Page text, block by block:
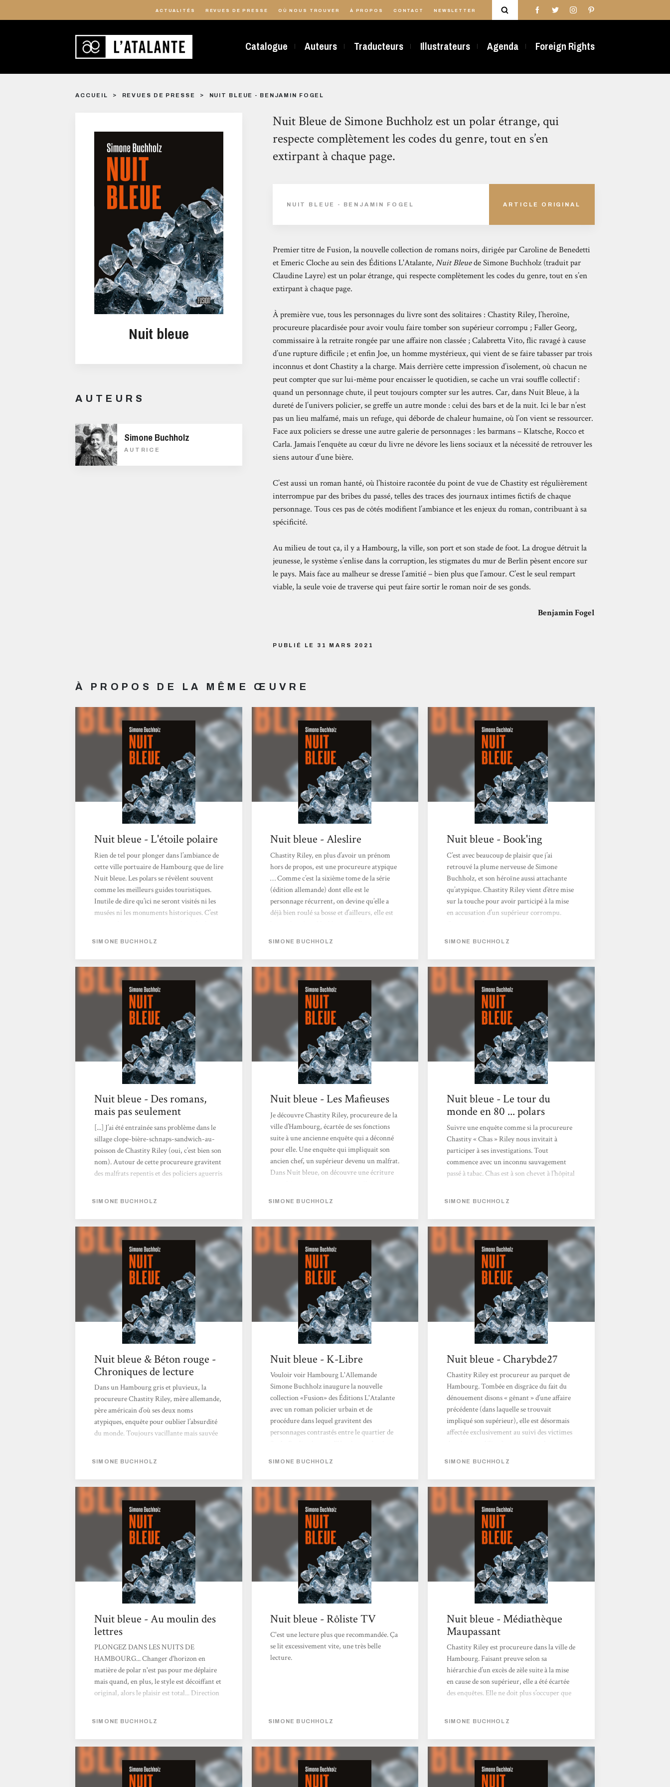
ACTUALITÉS REVUES DE PRESSE OÙ NOUS TROUVER À PROPOS CONTACT NEWSLETTER
Catalogue Auteurs Traducteurs Illustrateurs Agenda Foreign Rights
ACCUEIL REVUES DE PRESSE NUIT BLEUE - BENJAMIN FOGEL
Nuit bleue
AUTEURS
Simone Buchholz
AUTRICE
Nuit Bleue de Simone Buchholz est un polar étrange, qui
respecte complètement les codes du genre, tout en s’en
extirpant à chaque page.
NUIT BLEUE - BENJAMIN FOGEL ARTICLE ORIGINAL
Premier titre de Fusion, la nouvelle collection de romans noirs, dirigée par Caroline de Benedetti
et Emeric Cloche au sein des Éditions L'Atalante,Nuit Bleuede Simone Buchholz (traduit par
Claudine Layre) est un polar étrange, qui respecte complètement les codes du genre, tout en s’en
extirpant à chaque page.
À première vue, tous les personnages du livre sont des solitaires : Chastity Riley, l’heroïne,
procureure placardisée pour avoir voulu faire tomber son supérieur corrompu ; Faller Georg,
commissaire à la retraite rongée par une affaire non classée ; Calabretta Vito, flic ravagé à cause
d’une rupture difficile ; et enfin Joe, un homme mystérieux, qui vient de se faire tabasser par trois
inconnus et dont Chastity a la charge. Mais derrière cette impression d’isolement, où chacun ne
peut compter que sur lui-même pour encaisser le quotidien, se cache un vrai souffle collectif :
quand un personnage chute, il peut toujours compter sur les autres. Car, dans Nuit Bleue, à la
dureté de l’univers policier, se greffe un autre monde : celui des bars et de la nuit. Ici le bar n’est
pas un lieu malfamé, mais un refuge, qui déborde de chaleur humaine, où l’on vient se ressourcer.
Face aux policiers se dresse une autre galerie de personnages : les barmans – Klatsche, Rocco et
Carla. Jamais l’enquête au cœur du livre ne dévore les liens sociaux et la nécessité de retrouver les
siens autour d’une bière.
C’est aussi un roman hanté, où l’histoire racontée du point de vue de Chastity est régulièrement
interrompue par des bribes du passé, telles des traces des journaux intimes fictifs de chaque
personnage. Tous ces pas de côtés modifient l’ambiance et les enjeux du roman, contribuant à sa
spécificité.
Au milieu de tout ça, il y a Hambourg, la ville, son port et son stade de foot. La drogue détruit la
jeunesse, le système s’enlise dans la corruption, les stigmates du mur de Berlin pèsent encore sur
le pays. Mais face au malheur se dresse l’amitié – bien plus que l’amour. C’est le seul rempart
viable, la seule voie de traverse qui peut faire sortir le roman noir de ses gonds.
Benjamin Fogel
PUBLIÉ LE 31 MARS 2021
À PROPOS DE LA MÊME ŒUVRE
Nuit bleue - L'étoile polaire
Rien de tel pour plonger dans l’ambiance de
cette ville portuaire de Hambourg que de lire
Nuit bleue. Les polars se révèlent souvent
comme les meilleurs guides touristiques.
Inutile de dire qu’ici ne seront visités ni les
musées ni les monuments historiques. C’est
croisera un autrichien, des albanais, des
habitants originaires du Portugal et d’Italie,
naturalisés ou non, plus quelques allemands
de souche. Un peu plus loin, de l’autre côté
de la frontière avec la Tchéquie,...
SIMONE BUCHHOLZ
Nuit bleue - Aleslire
Chastity Riley, en plus d’avoir un prénom
hors de propos, est une procureure atypique
… Comme c’est la sixième tome de la série
(édition allemande) dont elle est le
personnage récurrent, on devine qu’elle a
déjà bien roulé sa bosse et d’ailleurs, elle est
est entourée, du côté personne,l d’autres
personnages, au passé parfois louche, border
ou au présent hiératique, qui sont ces
béquilles...
SIMONE BUCHHOLZ
Nuit bleue - Book'ing
C’est avec beaucoup de plaisir que j’ai
retrouvé la plume nerveuse de Simone
Buchholz, et son héroïne aussi attachante
qu’atypique. Chastity Riley vient d’être mise
sur la touche pour avoir participé à la mise
en accusation d’un supérieur corrompu.
protection des témoins. C’est ainsi qu’elle se
retrouve au chevet d’un mystérieux Joe,
hospitalisé suite à un tabassage qui l’a
sérieusement amoché....
SIMONE BUCHHOLZ
Nuit bleue - Des romans,
mais pas seulement
[...] J’ai été entraînée sans problème dans le
sillage clope-bière-schnaps-sandwich-au-
poisson de Chastity Riley (oui, c’est bien son
nom). Autour de cette procureure gravitent
des malfrats repentis et des policiers aguerris
aussi de la fête et du cosmopolitisme,
Hambourg est un personnage à elle toute
seule. Aussi fascinante que poisseuse, la ville
donne un cachet indéniable à ce roman très
efficace. Chastity Riley répond quant à elle
aux codes du genre...
SIMONE BUCHHOLZ
Nuit bleue - Les Mafieuses
Je découvre Chastity Riley, procureure de la
ville d’Hambourg, écartée de ses fonctions
suite à une ancienne enquête qui a déconné
pour elle. Une enquête qui impliquait son
ancien chef, un supérieur devenu un malfrat.
Dans Nuit bleue, on découvre une écriture
autrice dans la collection Fusion chez
l’Atalante. Le récit ne s’essouffle pas et c’est le
genre de polar épuré que je trouve prenant.
L’autrice envoie de...
SIMONE BUCHHOLZ
Nuit bleue - Le tour du
monde en 80 ... polars
Suivre une enquête comme si la procureure
Chastity « Chas » Riley nous invitait à
participer à ses investigations. Tout
commence avec un inconnu sauvagement
passé à tabac. Chas est à son chevet à l’hôpital
dialogue et l’empathie comptent plus que
tout. Le fait qu’elle soit narratrice, avec son
franc-parler et qu’elle prenne le lecteur à
témoin renforce l’impression d’être admis
dans le cercle de...
SIMONE BUCHHOLZ
Nuit bleue & Béton rouge -
Chroniques de lecture
Dans un Hambourg gris et pluvieux, la
procureure Chastity Riley, mère allemande,
père américain d’où ses deux noms
atypiques, enquête pour oublier l’absurdité
du monde. Toujours vacillante mais sauvée
heureusement elle vit dans le quartier rouge
peu susceptible d’être ne serait-ce que
légèrement embourgeoisé* – à une
perspicacité teintée d’empathie plus
handicapante qu’autre chose. À ce cocktail,
s’ajoute une ténacité...
SIMONE BUCHHOLZ
Nuit bleue - K-Libre
Vouloir voir Hambourg L'Allemande
Simone Buchholz inaugure la nouvelle
collection «Fusion» des Éditions L'Atalante
avec un roman policier urbain et de
procédure dans lequel gravitent des
personnages contrastés entre le quartier de
un bar où la procureure Chastity Riley a ses
habitudes. Chastity Riley a un passé, comme
tous les personnages du roman, qui va peu à
peu se dévoiler, principalement à travers des
chapitres intercalaires où se succèdent leurs
discours introspectifs qui commencent à
SIMONE BUCHHOLZ
Nuit bleue - Charybde27
Chastity Riley est procureur au parquet de
Hambourg. Tombée en disgrâce du fait du
dénouement disons « gênant » d’une affaire
précédente (dans laquelle se trouvait
impliqué son supérieur), elle est désormais
affectée exclusivement au suivi des victimes
l’hôpital, après un passage à tabac allant très
loin dans les règles de l’art. Déployant sa
personnalité très particulière, elle parvient à
nouer une forme...
SIMONE BUCHHOLZ
Nuit bleue - Au moulin des
lettres
PLONGEZ DANS LES NUITS DE
HAMBOURG... Changer d'horizon en
matière de polar n'est pas pour me déplaire
mais quand, en plus, le style est décoiffant et
original, alors le plaisir est total... Direction
doux nom de Chastity Riley. Chastity est
entourée d'une bande d'amis solide, dont un
amant ex-taulard, avec lesquels elle lève le
coude à un rythme soutenu et quotidien.
Entre 3 bières et 2 vodkas, elle essaye de
SIMONE BUCHHOLZ
Nuit bleue - Rôliste TV
C'est une lecture plus que recommandée. Ça
se lit excessivement vite, une très belle
lecture.
SIMONE BUCHHOLZ
Nuit bleue - Médiathèque
Maupassant
Chastity Riley est procureure dans la ville de
Hambourg. Faisant preuve selon sa
hiérarchie d’un excès de zèle suite à la mise
en cause de son supérieur, elle a été écartée
des enquêtes. Elle ne doit plus s’occuper que
d’une bonne bière au Blaue Nacht.
Néanmoins, lorsque le cas d’un homme
retrouvé à moitié mort avec un doigt coupé
se présente, elle comprend rapidement qu’il
SIMONE BUCHHOLZ